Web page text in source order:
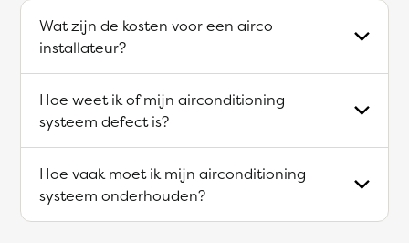
Wat zijn de kosten voor een airco
installateur?
Hoe weet ik of mijn airconditioning
systeem defect is?
Hoe vaak moet ik mijn airconditioning
systeem onderhouden?